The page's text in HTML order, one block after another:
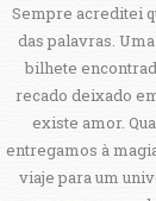
Sempre acreditei
das palavras.
bilhete
recado deixado
existe amor.
entregamos à
viaje para um